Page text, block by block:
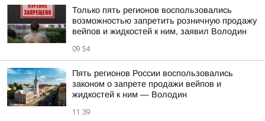
Только пять регионов воспользовались
возможностью запретить розничную продажу
вейпов и жидкостей к ним, заявил Володин
09:54
Пять регионов России воспользовались
законом о запрете продажи вейпов и
жидкостей к ним — Володин
11:39